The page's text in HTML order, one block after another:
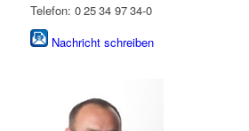
Telefon: 0 25 34 97 34-0
Nachricht schreiben